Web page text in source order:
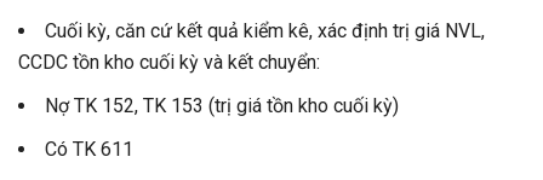
Cuối kỳ, căn cứ kết quả kiểm kê, xác định trị giá NVL,
CCDC tồn kho cuối kỳ và kết chuyển:
Nợ TK 152, TK 153 (trị giá tồn kho cuối kỳ)
Có TK 611